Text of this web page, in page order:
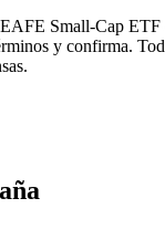
Small-Cap ETF
y confirma.